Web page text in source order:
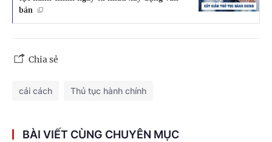
bản
Chia sẻ
cải cách Thủ tục hành chính
BÀI VIẾT CÙNG CHUYÊN MỤC